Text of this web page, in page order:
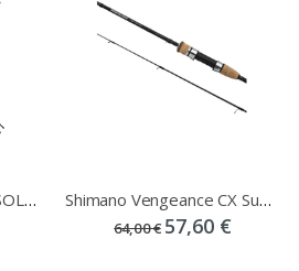
ΚΑΛΑΜΙ MAJORCRAFT SOLPARA EGING 2.0-3.5 R/F 2,62MT Shimano Vengeance CX Super Sensitive Rods
64,00 € 57,60 €